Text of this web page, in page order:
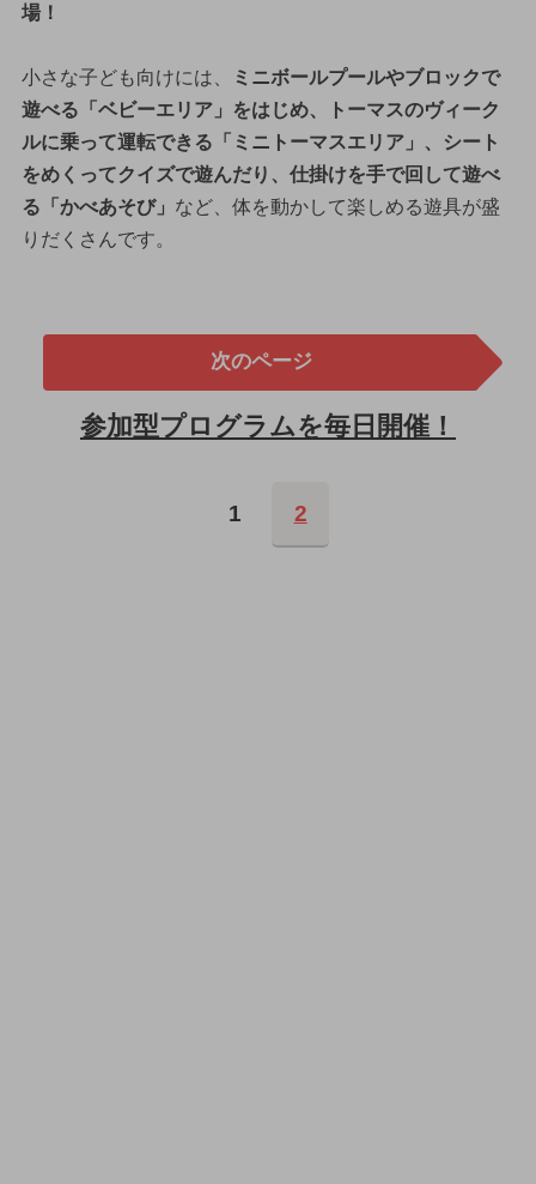
場！
小さな子ども向けには、
ミニボールプールやブロックで
遊べる「ベビーエリア」をはじめ、トーマスのヴィーク
ルに乗って運転できる「ミニトーマスエリア」、シート
をめくってクイズで遊んだり、仕掛けを手で回して遊べ
る「かべあそび」 など、体を動かして楽しめる遊具が盛
りだくさんです。
次のページ
参加型プログラムを毎日開催！
1 2